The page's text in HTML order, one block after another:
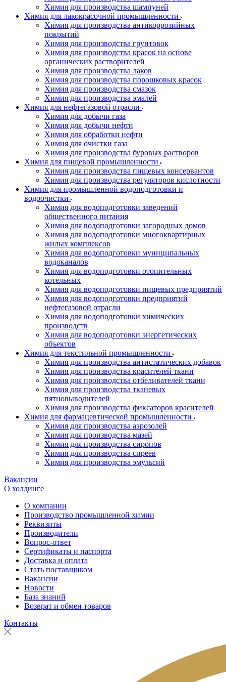
Химия для производства шампуней
Химия для лакокрасочной промышленности
Химия для производства антикоррозийных
покрытий
Химия для производства грунтовок
Химия для производства красок на основе
органических растворителей
Химия для производства лаков
Химия для производства порошковых красок
Химия для производства смазок
Химия для производства эмалей
Химия для нефтегазовой отрасли
Химия для добычи газа
Химия для добычи нефти
Химия для обработки нефти
Химия для очистки газа
Химия для производства буровых растворов
Химия для пищевой промышленности
Химия для производства пищевых консервантов
Химия для производства регуляторов кислотности
Химия для промышленной водоподготовки и
водоочистки
Химия для водоподготовки заведений
общественного питания
Химия для водоподготовки загородных домов
Химия для водоподготовки многоквартирных
жилых комплексов
Химия для водоподготовки муниципальных
водоканалов
Химия для водоподготовки отопительных
котельных
Химия для водоподготовки пищевых предприятий
Химия для водоподготовки предприятий
нефтегазовой отрасли
Химия для водоподготовки химических
производств
Химия для водоподготовки энергетических
объектов
Химия для текстильной промышленности
Химия для производства антистатических добавок
Химия для производства красителей ткани
Химия для производства отбеливателей ткани
Химия для производства тканевых
пятновыводителей
Химия для производства фиксаторов красителей
Химия для фармацевтической промышленности
Химия для производства аэрозолей
Химия для производства мазей
Химия для производства сиропов
Химия для производства спреев
Химия для производства эмульсий
Вакансии
О холдинге
О компании
Производство промышленной химии
Реквизиты
Производители
Вопрос-ответ
Сертификаты и паспорта
Доставка и оплата
Стать поставщиком
Вакансии
Новости
База знаний
Возврат и обмен товаров
Контакты